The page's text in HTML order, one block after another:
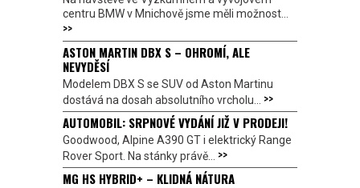
centru BMW v Mnichově jsme měli možnost...
>>
ASTON MARTIN DBX S – OHROMÍ, ALE
NEVYDĚSÍ
Modelem DBX S se SUV od Aston Martinu
dostává na dosah absolutního vrcholu... >>
AUTOMOBIL: SRPNOVÉ VYDÁNÍ JIŽ V PRODEJI!
Goodwood, Alpine A390 GT i elektrický Range
Rover Sport. Na stánky právě... >>
MG HS HYBRID+ – KLIDNÁ NÁTURA